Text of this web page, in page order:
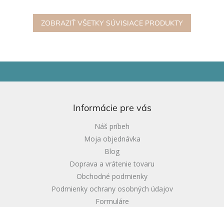
kreativitu detí....
ZOBRAZIŤ VŠETKY SÚVISIACE PRODUKTY
Informácie pre vás
Náš príbeh
Moja objednávka
Blog
Doprava a vrátenie tovaru
Obchodné podmienky
Podmienky ochrany osobných údajov
Formuláre